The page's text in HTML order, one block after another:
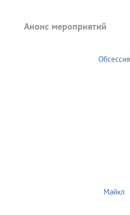
Анонс мероприятий
Обсессия
Майкл